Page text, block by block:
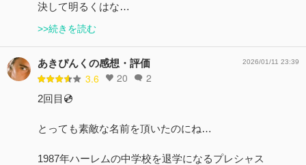
決して明るくはな…
>>続きを読む
あきぴんくの感想・評価
3.6 20 2
2026/01/11 23:39
2回目💿️
とっても素敵な名前を頂いたのにね…
1987年ハーレムの中学校を退学になるプレシャス